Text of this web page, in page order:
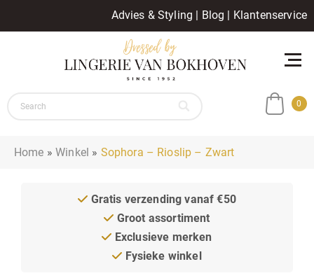
Advies & Styling | Blog | Klantenservice
0
Home »Winkel » Sophora – Rioslip – Zwart
Gratis verzending vanaf €50
Groot assortiment
Exclusieve merken
Fysieke winkel